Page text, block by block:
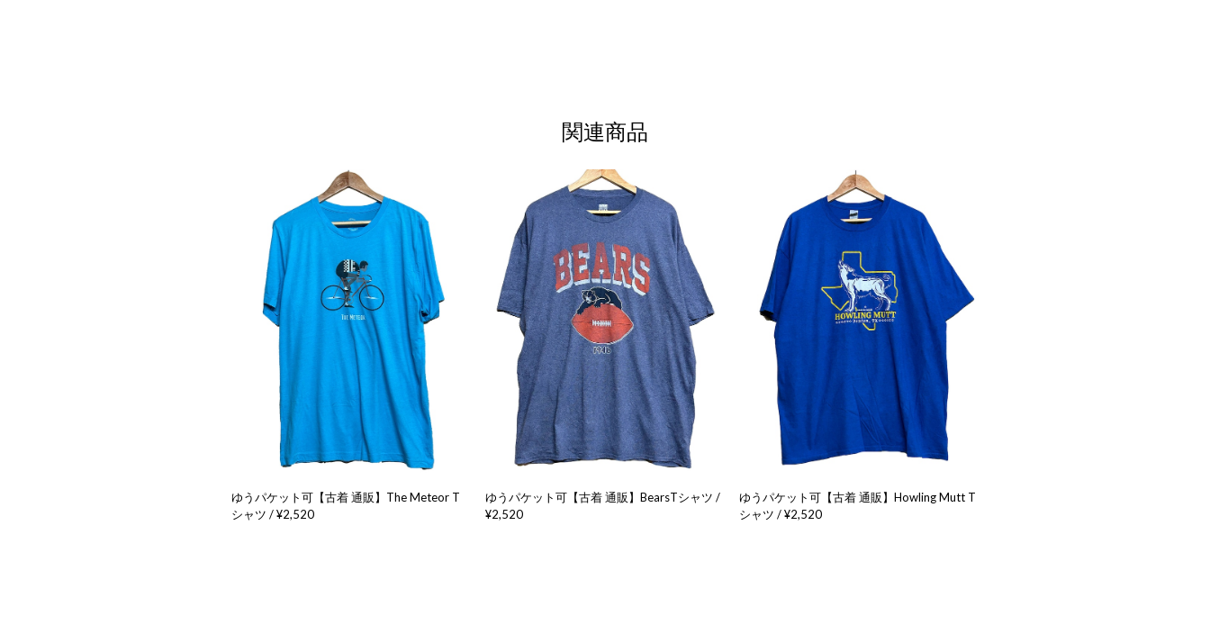
関連商品
ゆうパケット可【古着 通販】The Meteor T
シャツ / ¥2,520
ゆうパケット可【古着 通販】BearsTシャツ /
¥2,520
ゆうパケット可【古着 通販】Howling Mutt T
シャツ / ¥2,520